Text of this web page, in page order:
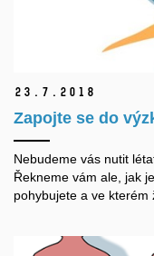
23. 7. 2018
Zapojte se do
Nebudeme vás nutit
Řekneme vám ale, jak
pohybujete a ve kterém